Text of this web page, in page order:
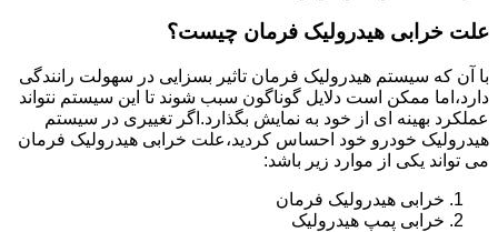
علت خرابی هیدرولیک فرمان چیست؟
با آن که سیستم هیدرولیک فرمان تاثیر بسزایی در سهولت رانندگی
دارد،اما ممکن است دلایل گوناگون سبب شوند تا این سیستم نتواند
عملکرد بهینه ای از خود به نمایش بگذارد.اگر تغییری در سیستم
هیدرولیک خودرو خود احساس کردید،علت خرابی هیدرولیک فرمان
می تواند یکی از موارد زیر باشد:
خرابی هیدرولیک فرمان
خرابی پمپ هیدرولیک